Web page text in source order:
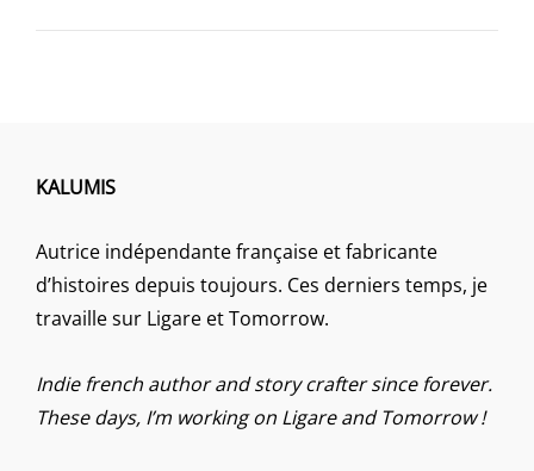
KALUMIS
Autrice indépendante française et fabricante
d’histoires depuis toujours. Ces derniers temps, je
travaille sur Ligare et Tomorrow.
Indie french author and story crafter since forever.
These days, I’m working on Ligare and Tomorrow !